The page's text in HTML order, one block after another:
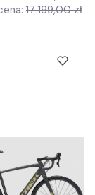
17 199,00 zł